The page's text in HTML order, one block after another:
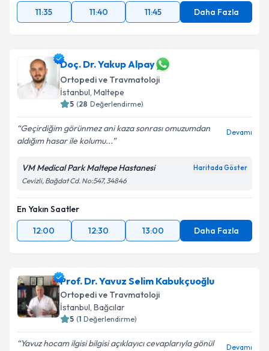
11:35
11:40 11:45 Daha Fazla
Doç. Dr. Yakup Alpay
Ortopedi ve Travmatoloji
İstanbul, Maltepe
5 (28 Değerlendirme)
Geçirdiğim görünmez ani kaza sonrası omuzumdan
aldığım hasar ile kolumu...
Devamı
VM Medical Park Maltepe Hastanesi Haritada Göster
Cevizli, Bağdat Cd. No:547, 34846
En Yakın Saatler
12:00
12:30 13:00 Daha Fazla
Prof. Dr. Yavuz Selim Kabukçuoğlu
Ortopedi ve Travmatoloji
İstanbul, Bağcılar
5 (1 Değerlendirme)
Yavuz hocam ilgisi bilgisi açıklayıcı cevaplarıyla gönül
Devamı